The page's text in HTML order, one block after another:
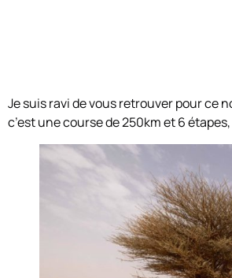
Je suis ravi de vous retrouver pour ce
c’est une course de 250km et 6